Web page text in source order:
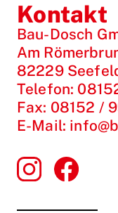
Kontakt
Bau-Dosch
Am
82229
Telefon:
Fax: 08152 /
E-Mail: